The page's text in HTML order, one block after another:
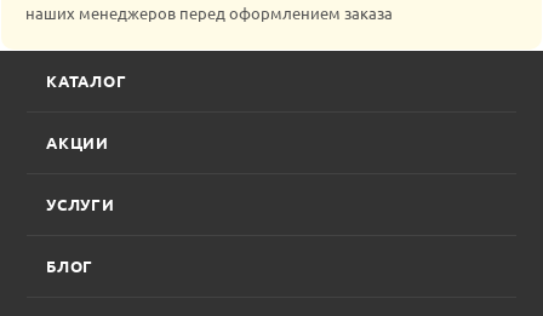
наших менеджеров перед оформлением заказа
КАТАЛОГ
АКЦИИ
УСЛУГИ
БЛОГ